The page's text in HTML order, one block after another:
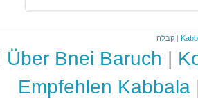
קבלה
Über Bnei Baruch
Empfehlen Kabbala